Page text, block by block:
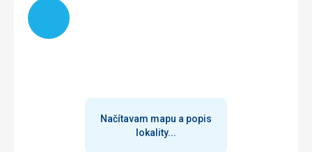
Načítam
Načítavam mapu a popis
lokality...